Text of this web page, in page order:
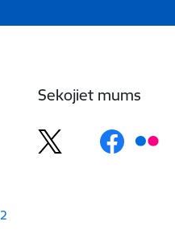
Sekojiet mums